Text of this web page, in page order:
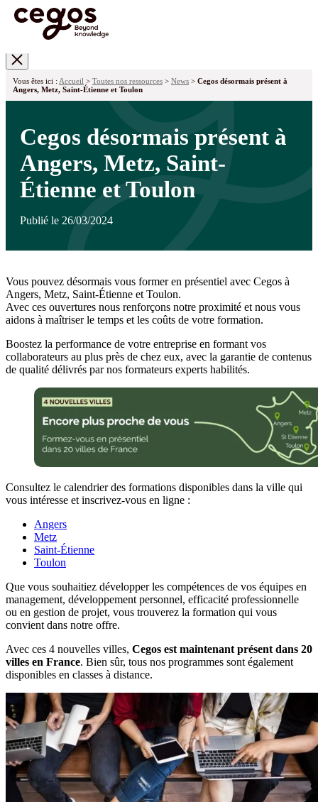
Vous êtes ici : Accueil > Toutes nos ressources > News > Cegos désormais présent à
Angers, Metz, Saint-Étienne et Toulon
Cegos désormais présent à
Angers, Metz, Saint-
Étienne et Toulon
Publié le 26/03/2024
Vous pouvez désormais vous former en présentiel avec Cegos à
Angers, Metz, Saint-Étienne et Toulon.
Avec ces ouvertures nous renforçons notre proximité et nous vous
aidons à maîtriser le temps et les coûts de votre formation.
Boostez la performance de votre entreprise en formant vos
collaborateurs au plus près de chez eux, avec la garantie de contenus
de qualité délivrés par nos formateurs experts habilités.
Consultez le calendrier des formations disponibles dans la ville qui
vous intéresse et inscrivez-vous en ligne :
Angers
Metz
Saint-Étienne
Toulon
Que vous souhaitiez développer les compétences de vos équipes en
management, développement personnel, efficacité professionnelle
ou en gestion de projet, vous trouverez la formation qui vous
convient dans notre offre.
Avec ces 4 nouvelles villes, Cegos est maintenant présent dans 20
villes en France. Bien sûr, tous nos programmes sont également
disponibles en classes à distance.